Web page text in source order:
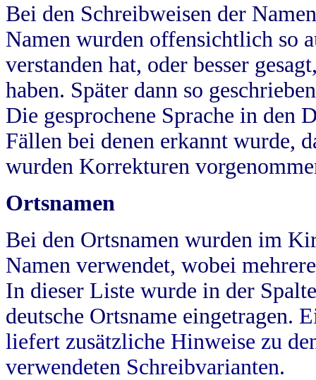
Bei den Schreibweisen der
Namen wurden offensichtlich so
verstanden hat, oder besser
haben. Später dann so
Die gesprochene Sprache in
Fällen bei denen erkannt wurde,
wurden Korrekturen
Ortsnamen
Bei den Ortsnamen wurden im
Namen verwendet, wobei
In dieser Liste wurde in der
deutsche Ortsname eingetragen.
liefert zusätzliche Hinweise zu
verwendeten Schreibvarianten.